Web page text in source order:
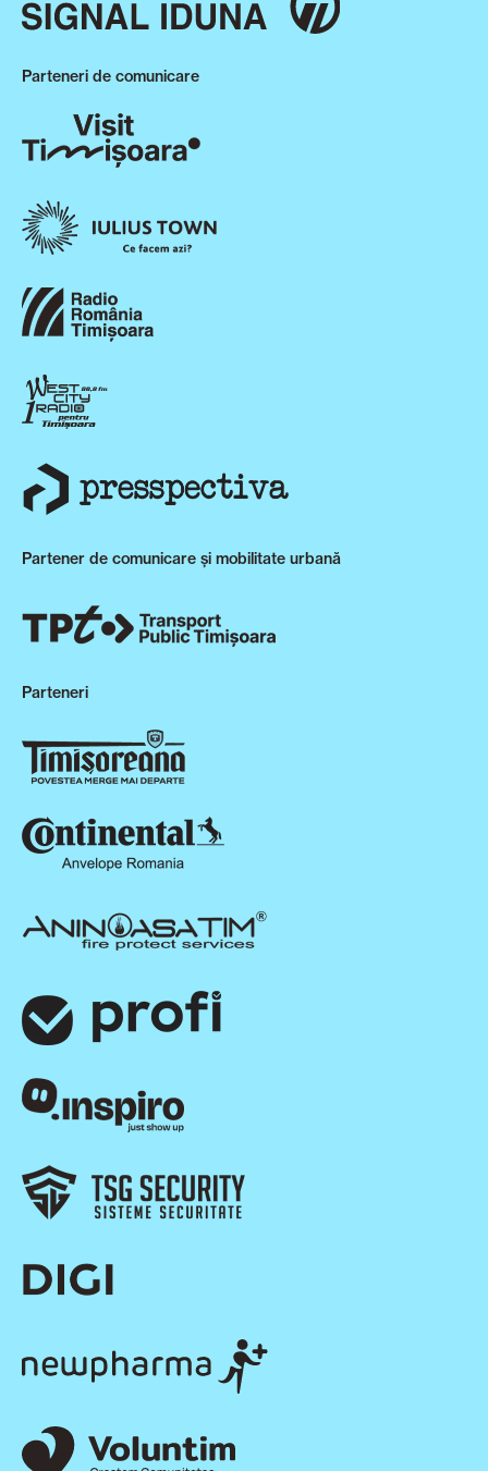
Parteneri de comunicare
Partener de comunicare și mobilitate urbană
Parteneri